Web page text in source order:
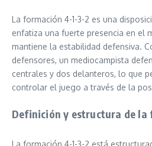
La formación 4-1-3-2 es una
enfatiza una fuerte presencia en el
mantiene la estabilidad defensiva.
defensores, un mediocampista
centrales y dos delanteros, lo que
controlar el juego a través de la
Definición y estructura de